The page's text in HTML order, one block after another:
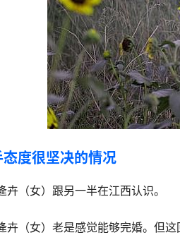
度很坚决的情况
卉（女）跟另一半在江西认识。
卉（女）老是感觉能够完婚。但